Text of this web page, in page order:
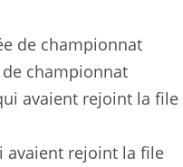
championnat
avaient rejoint la file